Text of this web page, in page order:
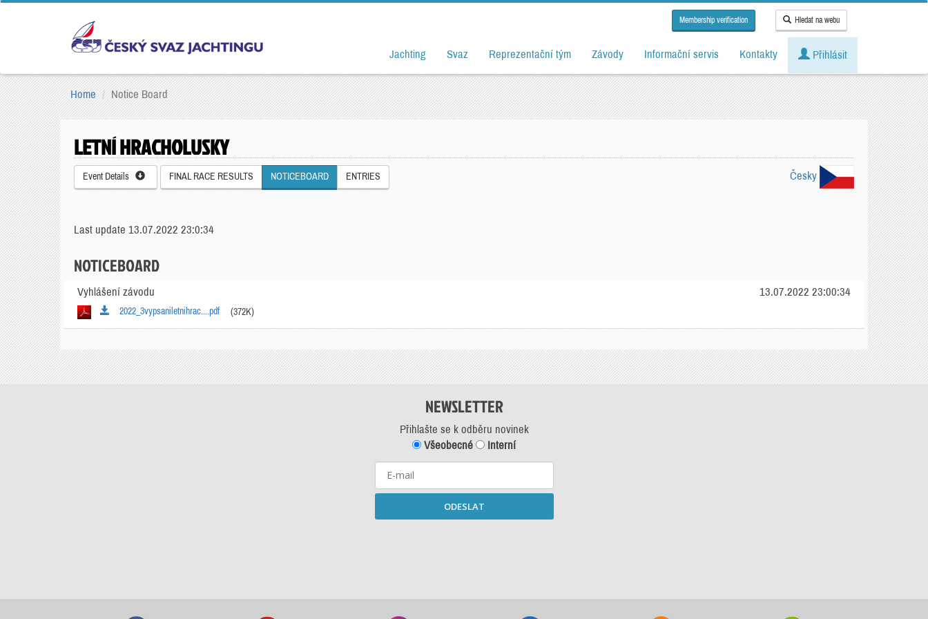
Membership verification Hledat na webu
Jachting Svaz Reprezentační tým Závody Informační servis Kontakty Přihlásit
Home Notice Board
LETNÍ HRACHOLUSKY
Event Details FINAL RACE RESULTS NOTICEBOARD ENTRIES Česky
Last update 13.07.2022 23:0:34
NOTICEBOARD
Vyhlášení závodu
2022_3vypsaniletnihrac....pdf (372K)
13.07.2022 23:00:34
NEWSLETTER
Přihlašte se k odběru novinek
Všeobecné
Interní
ODESLAT